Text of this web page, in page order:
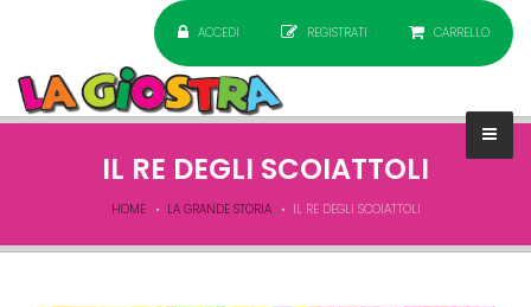
ACCEDI REGISTRATI CARRELLO
IL RE DEGLI SCOIATTOLI
HOME LA GRANDE STORIA IL RE DEGLI SCOIATTOLI